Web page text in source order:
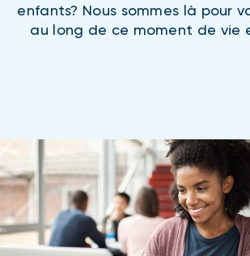
Devenir client
enfants? Nous sommes là pour
au long de ce moment de vie